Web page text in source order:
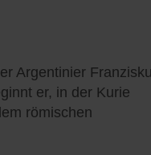
Argentinier
er, in der Kurie
römischen